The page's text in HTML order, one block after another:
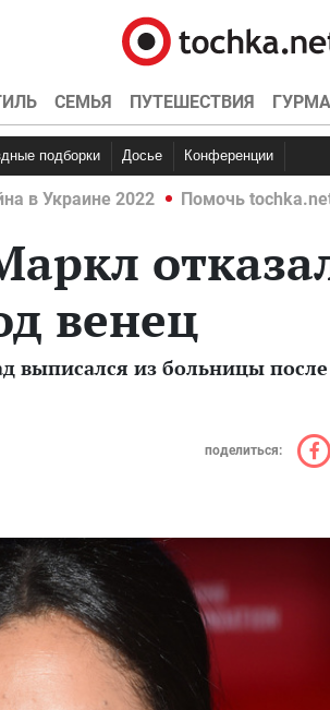
СЕМЬЯ ПУТЕШЕСТВИЯ
подборки Досье Конференции
в Украине 2022 Помочь
венец
выписался из больницы после
поделиться: